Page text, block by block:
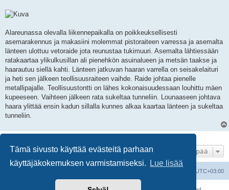
Tämä sivusto käyttää evästeitä parhaan
käyttäjäkokemuksen varmistamiseksi.
Lue lisää
Alareunassa olevalla liikennepaikalla on poikkeuksellisesti
asemarakennus ja makasiini molemmat pistoraiteen varressa ja asemalta
länteen ulottuu vetoraide jota reunustaa tukimuuri. Asemalta lähtiessään
ratakaartaa ylikulkusillan ali pienehkön asuinalueen ja metsän taakse ja
haarautuu siellä kahti. Länteen jatkuvan haaran varrella on seisakelaituri
ja heti sen jälkeen teollisuusraiteen vaihde. Raide johtaa pienelle
metallipajalle. Teollisuustontti on lähes kokonaisuudessaan louhittu mäen
kupeeseen. Vaihteen jälkeen rata sukeltaa tunneliin. Lounaaseen johtava
haara ylittää ensin kadun sillalla kunnes alkaa kaartaa länteen ja sukeltaa
tunneliin.
Hyppää
UTC+03:00